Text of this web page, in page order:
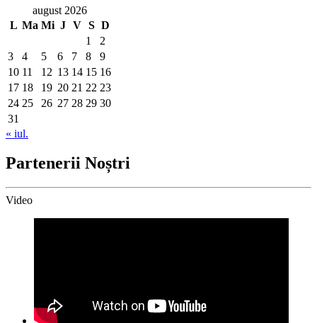
august 2026
L Ma Mi J V S D
1
2
3
4 5 6 7 8
9
10 11 12 13 14 15 16
17 18 19 20 21 22 23
24 25 26 27 28 29 30
31
« iul.
Partenerii Noștri
Video